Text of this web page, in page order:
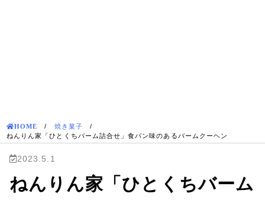
HOME / 焼き菓子 /
ねんりん家「ひとくちバーム詰合せ」食パン味のあるバームクーヘン
2023.5.1
ねんりん家「ひとくちバーム